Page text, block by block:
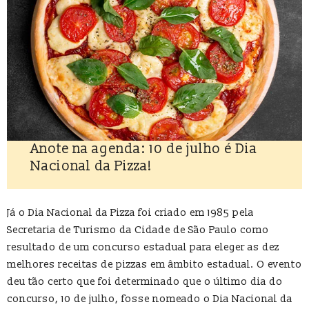
Anote na agenda: 10 de julho é Dia
Nacional da Pizza!
Já o Dia Nacional da Pizza foi criado em 1985 pela
Secretaria de Turismo da Cidade de São Paulo como
resultado de um concurso estadual para eleger as dez
melhores receitas de pizzas em âmbito estadual. O evento
deu tão certo que foi determinado que o último dia do
concurso, 10 de julho, fosse nomeado o Dia Nacional da